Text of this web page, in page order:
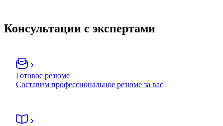
Консультации с экспертами
Готовое резюме
Составим профессиональное резюме за вас